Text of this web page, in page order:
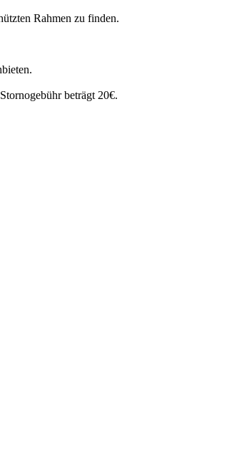
Rahmen zu finden.
beträgt 20€.